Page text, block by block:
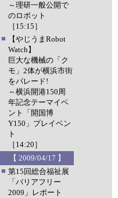
～理研一般公開で
のロボット
［15:15］
■
【やじうまRobot
Watch】
巨大な機械の「ク
モ」2体が横浜市街
をパレード!
～横浜開港150周
年記念テーマイベ
ント「開国博
Y150」プレイベン
ト
［14:20］
【 2009/04/17 】
■ 第15回総合福祉展
「バリアフリー
2009」レポート